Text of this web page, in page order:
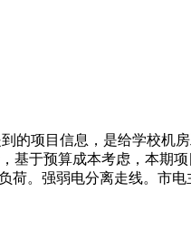
项目信息，是给学校机
基于预算成本考虑，本期
荷。强弱电分离走线。市